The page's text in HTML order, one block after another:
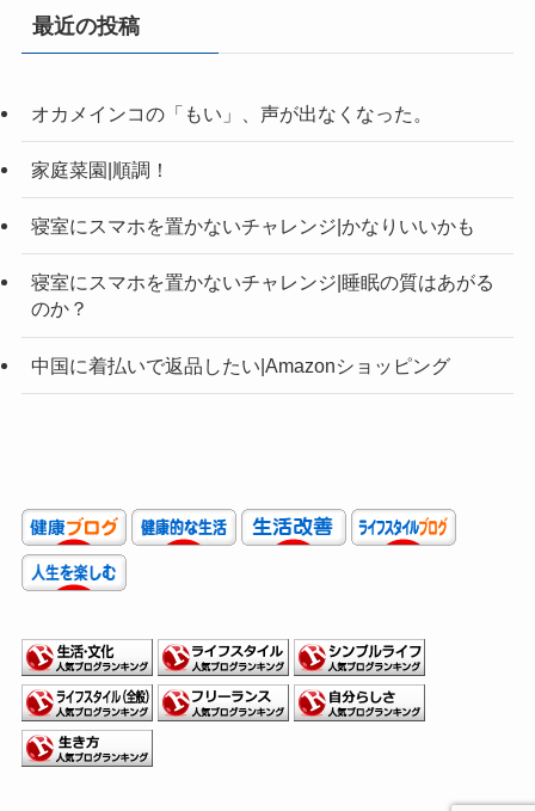
ー
最近の投稿
オカメインコの「もい」、声が出なくなった。
家庭菜園|順調！
寝室にスマホを置かないチャレンジ|かなりいいかも
寝室にスマホを置かないチャレンジ|睡眠の質はあがる
のか？
中国に着払いで返品したい|Amazonショッピング